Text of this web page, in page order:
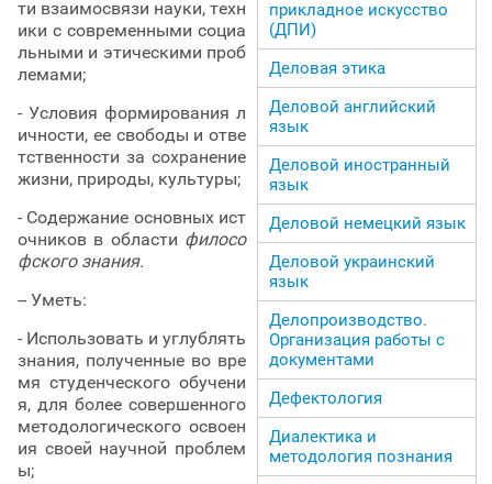
ти взаимосвязи науки, техн
ики с современными социа
льными и этическими проб
лемами;
- Условия формирования л
ичности, ее свободы и отве
тственности за сохранение
жизни, природы, культуры;
- Содержание основных ист
очников в области филосо
фского знания.
-- Уметь:
- Использовать и углублять
знания, полученные во вре
мя студенческого обучени
я, для более совершенного
методологического освоен
ия своей научной проблем
ы;
прикладное искусство
(ДПИ)
Деловая этика
Деловой английский
язык
Деловой иностранный
язык
Деловой немецкий язык
Деловой украинский
язык
Делопроизводство.
Организация работы с
документами
Дефектология
Диалектика и
методология познания